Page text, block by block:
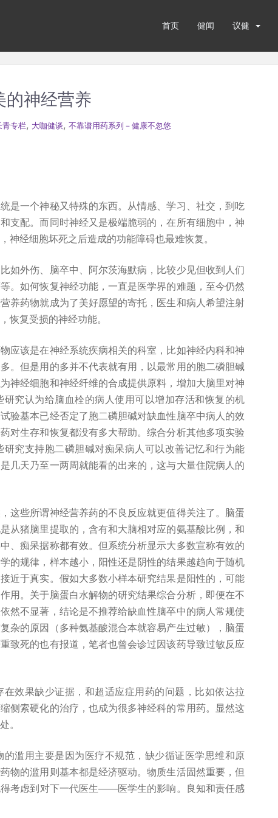
首页 健闻 议健
的神经营养
青专栏, 大咖健谈, 不靠谱用药系列－健康不忽悠
是一个神秘又特殊的东西。从情感、学习、社交，到吃
支配。而同时神经又是极端脆弱的，在所有细胞中，神
神经细胞坏死之后造成的功能障碍也最难恢复。
如外伤、脑卒中、阿尔茨海默病，比较少见但收到人们
。如何恢复神经功能，一直是医学界的难题，至今仍然
养药物就成为了美好愿望的寄托，医生和病人希望注射
恢复受损的神经功能。
应该是在神经系统疾病相关的科室，比如神经内科和神
。但是用的多并不代表就有用，以最常用的胞二磷胆碱
神经细胞和神经纤维的合成提供原料，增加大脑里对神
究认为给脑血栓的病人使用可以增加存活和恢复的机
验基本已经否定了胞二磷胆碱对缺血性脑卒中病人的效
对生存和恢复都没有多大帮助。综合分析其他多项实验
究支持胞二磷胆碱对痴呆病人可以改善记忆和行为能
几天乃至一两周就能看的出来的，这与大量住院病人的
这些所谓神经营养药的不良反应就更值得关注了。脑蛋
从猪脑里提取的，含有和大脑相对应的氨基酸比例，和
、痴呆据称都有效。但系统分析显示大多数宣称有效的
的规律，样本越小，阳性还是阴性的结果越趋向于随机
近于真实。假如大多数小样本研究结果是阳性的，可能
用。关于脑蛋白水解物的研究结果综合分析，即便在不
然不显著，结论是不推荐给缺血性脑卒中的病人常规使
杂的原因（多种氨基酸混合本就容易产生过敏），脑蛋
致死的也有报道，笔者也曾会诊过因该药导致过敏反应
效果缺少证据，和超适应症用药的问题，比如依达拉
侧索硬化的治疗，也成为很多神经科的常用药。显然这
。
滥用主要是因为医疗不规范，缺少循证医学思维和原
物的滥用则基本都是经济驱动。物质生活固然重要，但
考虑到对下一代医生——医学生的影响。良知和责任感